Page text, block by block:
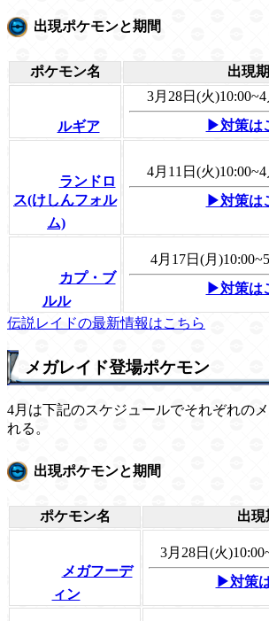
出現ポケモンと期間
ポケモン名 出現
ルギア
3月28日(火
▶対策は
ランドロ
ス(けしんフォル
ム)
4月11日(火
▶対策は
カプ・ブ
ルル
4月17日(月
▶対策は
伝説レイドの最新情報はこちら
メガレイド登場ポケモン
4月は下記のスケジュールでそれぞれの
れる。
出現ポケモンと期間
ポケモン名 出現
メガフーデ
ィン
3月28日(火
▶対策